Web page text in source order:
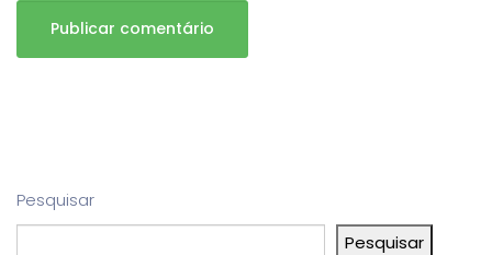
Pesquisar
Pesquisar